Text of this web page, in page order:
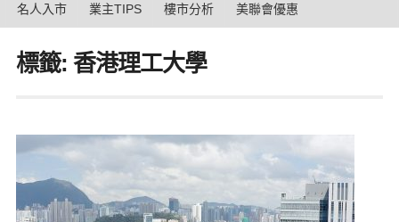
名人入市 業主TIPS 樓市分析 美聯會優惠
標籤: 香港理工大學